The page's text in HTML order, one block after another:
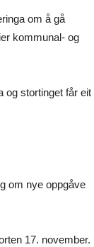
om å gå
kommunal- og
og stortinget får eit
om nye oppgåve
17. november.